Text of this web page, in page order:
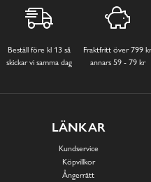
Beställ före kl 13 så
skickar vi samma dag
Fraktfritt över 799
annars 59 - 79 kr
LÄNKAR
Kundservice
Köpvillkor
Ångerrätt